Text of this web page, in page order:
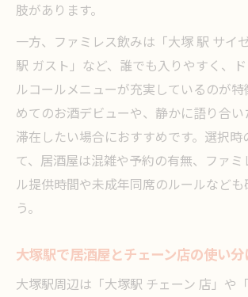
肢があります。
一方、ファミレス飲みは「大塚 駅 サイ
駅 ガスト」など、誰でも入りやすく、
ルコールメニューが充実しているのが
めてのお酒デビューや、静かに語り合
滞在したい場合におすすめです。選択時
て、居酒屋は混雑や予約の有無、ファ
ル提供時間や未成年同席のルールなども
う。
大塚駅で居酒屋とチェーン店の使い分
大塚駅周辺は「大塚駅 チェーン 店」や